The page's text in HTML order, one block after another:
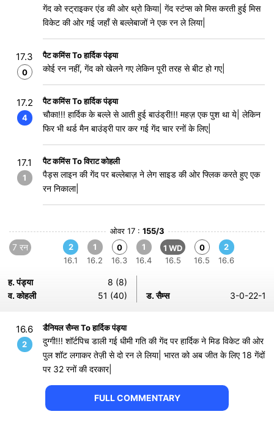
गेंद को स्ट्राइकर एंड की ओर थ्रो किया| गेंद स्टंप्स को मिस करती हुई मिस
विकेट की ओर गई जहाँ से बल्लेबाजों ने एक रन ले लिया|
17.3
0
पैट कमिंस To हार्दिक पंड्या
कोई रन नहीं, गेंद को खेलने गए लेकिन पूरी तरह से बीट हो गए|
17.2
4
पैट कमिंस To हार्दिक पंड्या
चौका!!! हार्दिक के बल्ले से आती हुई बाउंड्री!!! महज़ एक पुश था ये| लेकिन
फिर भी थर्ड मैन बाउंड्री पार कर गई गेंद चार रनों के लिए|
17.1
1
पैट कमिंस To विराट कोहली
पैड्स लाइन की गेंद पर बल्लेबाज़ ने लेग साइड की ओर फ्लिक करते हुए एक
रन निकाला|
ओवर 17 : 155/3
7 रन
2
16.1
1
16.2
0
16.3
1
16.4
1 WD
16.5
0
16.5
2
16.6
ह. पंड्या
8 (8)
व. कोहली
51 (40) ड. सैम्स 3-0-22-1
16.6
2
डैनियल सैम्स To हार्दिक पंड्या
दुग्गी!!! शॉर्टपिच डाली गई धीमी गति की गेंद पर हार्दिक ने मिड विकेट की ओर
पुल शॉट लगाकर तेज़ी से दो रन ले लिया| भारत को अब जीत के लिए 18 गेंदों
पर 32 रनों की दरकार|
FULL COMMENTARY